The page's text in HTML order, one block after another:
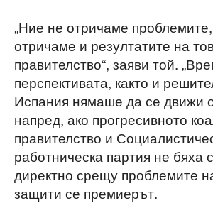
„Ние не отричаме
отричаме и резултатите на
правителство“, заяви той.
перспективата, както и
Испания нямаше да се движи
напред, ако прогресивното
правителство и
работническа партия не бяха
директно срещу проблемите
защити се премиерът.